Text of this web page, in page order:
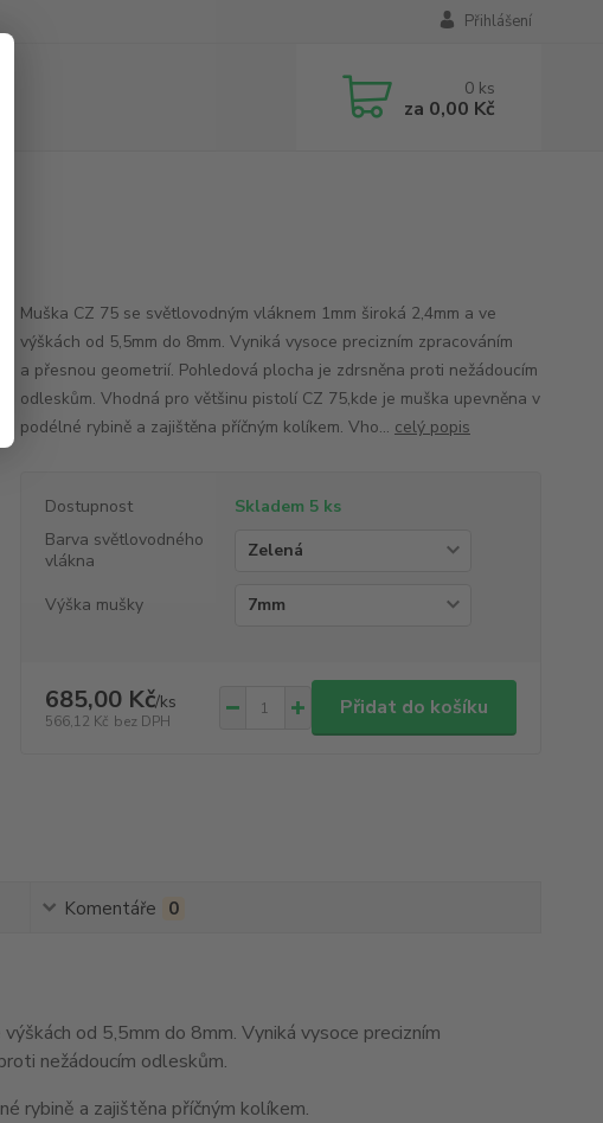
Přihlášení
0 ks
za 0,00 Kč
Muška CZ 75 se světlovodným vláknem 1mm široká 2,4mm a ve
výškách od 5,5mm do 8mm. Vyniká vysoce precizním zpracováním
a přesnou geometrií. Pohledová plocha je zdrsněna proti nežádoucím
odleskům. Vhodná pro většinu pistolí CZ 75,kde je muška upevněna v
podélné rybině a zajištěna příčným kolíkem. Vho... celý popis
Dostupnost
Skladem 5 ks
Barva světlovodného
vlákna
Výška mušky
685,00 Kč/ks
566,12 Kč bez DPH
Přidat do košíku
Komentáře 0
od 5,5mm do 8mm. Vyniká vysoce precizním
nežádoucím odleskům.
rybině a zajištěna příčným kolíkem.